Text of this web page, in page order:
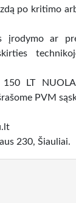
po kritimo
įrodymo ar
LT
PVM
230, Šiauliai.